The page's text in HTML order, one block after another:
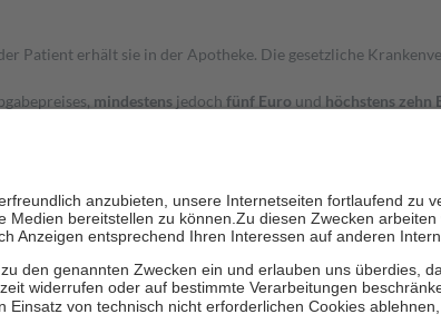
Patient erhält sie in der Apotheke. Die gesetzliche
mindestens jedoch fünf Euro und höchstens zehn
die besondere Stellung der Familie zu unterstützen, fallen
der Fahrkosten
werden